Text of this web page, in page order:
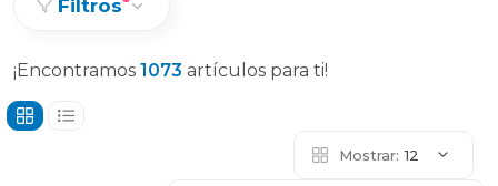
Filtros
¡Encontramos 1073 artículos para ti!
Mostrar: 12